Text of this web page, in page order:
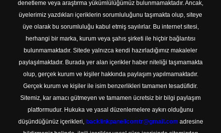
denetleme veya araştırma yükümlülüğümüz bulunmamaktadır. Ancak,
üyelerimiz yazdıkları içeriklerin sorumluluğunu taşımakta olup, siteye
üye olarak bu sorumluluğu kabul etmiş sayılırlar. Bu internet sitesi,
herhangi bir marka, kurum veya şahıs şirketi ile hiçbir bağlantısı
bulunmamaktadır. Sitede yalnızca kendi hazırladığımız makaleler
paylaşılmaktadır. Burada yer alan içerikler haber niteliği taşımamakta
olup, gerçek kurum ve kişiler hakkında paylaşım yapılmamaktadır.
Gerçek kurum ve kişiler ile isim benzerlikleri tamamen tesadüfidir.
Sitemiz, kar amacı gütmeyen ve tamamen ücretsiz bir bilgi paylaşım
platformudur. Hukuka ve yasal düzenlemelere aykırı olduğunu
düşündüğünüz içerikleri, backlinkpanelicomtr@gmail.com adresine